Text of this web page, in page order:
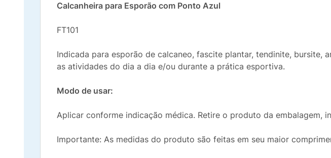
Calcanheira para Esporão com Ponto Azul
FT101
Indicada para esporão de calcaneo, fascite plantar, tendinite,
as atividades do dia a dia e/ou durante a prática esportiva.
Modo de usar:
Aplicar conforme indicação médica. Retire o produto da embalagem,
Importante: As medidas do produto são feitas em seu maior